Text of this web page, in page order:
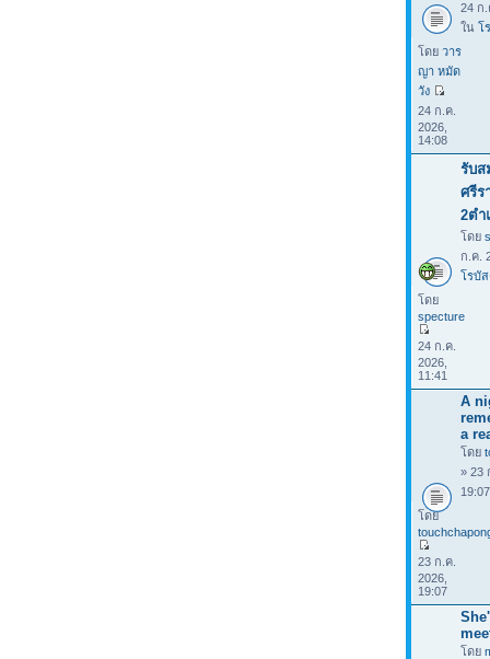
24 ก.
ใน โ
โดย วาร
ญา หมัด
วัง
24 ก.ค.
2026,
14:08
รับส
ศรีร
2ตำ
โดย
ก.ค.
โรบั
โดย
specture
24 ก.ค.
2026,
11:41
A
a
โดย
» 23
โดย
23 ก.ค.
2026,
19:07
โดย